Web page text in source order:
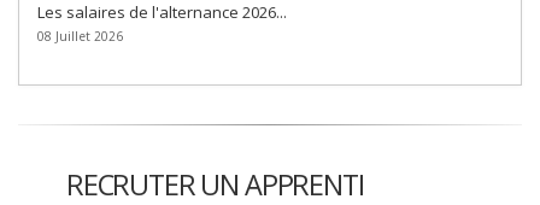
Les salaires de l'alternance 2026...
08 Juillet 2026
RECRUTER UN APPRENTI